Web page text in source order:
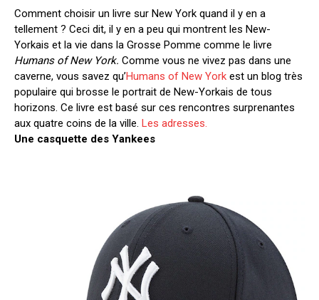
Comment choisir un livre sur New York quand il y en a
tellement ? Ceci dit, il y en a peu qui montrent les New-
Yorkais et la vie dans la Grosse Pomme comme le livre
Humans of New York. Comme vous ne vivez pas dans une
caverne, vous savez qu’Humans of New York est un blog très
populaire qui brosse le portrait de New-Yorkais de tous
horizons. Ce livre est basé sur ces rencontres surprenantes
aux quatre coins de la ville. Les adresses.
Une casquette des Yankees